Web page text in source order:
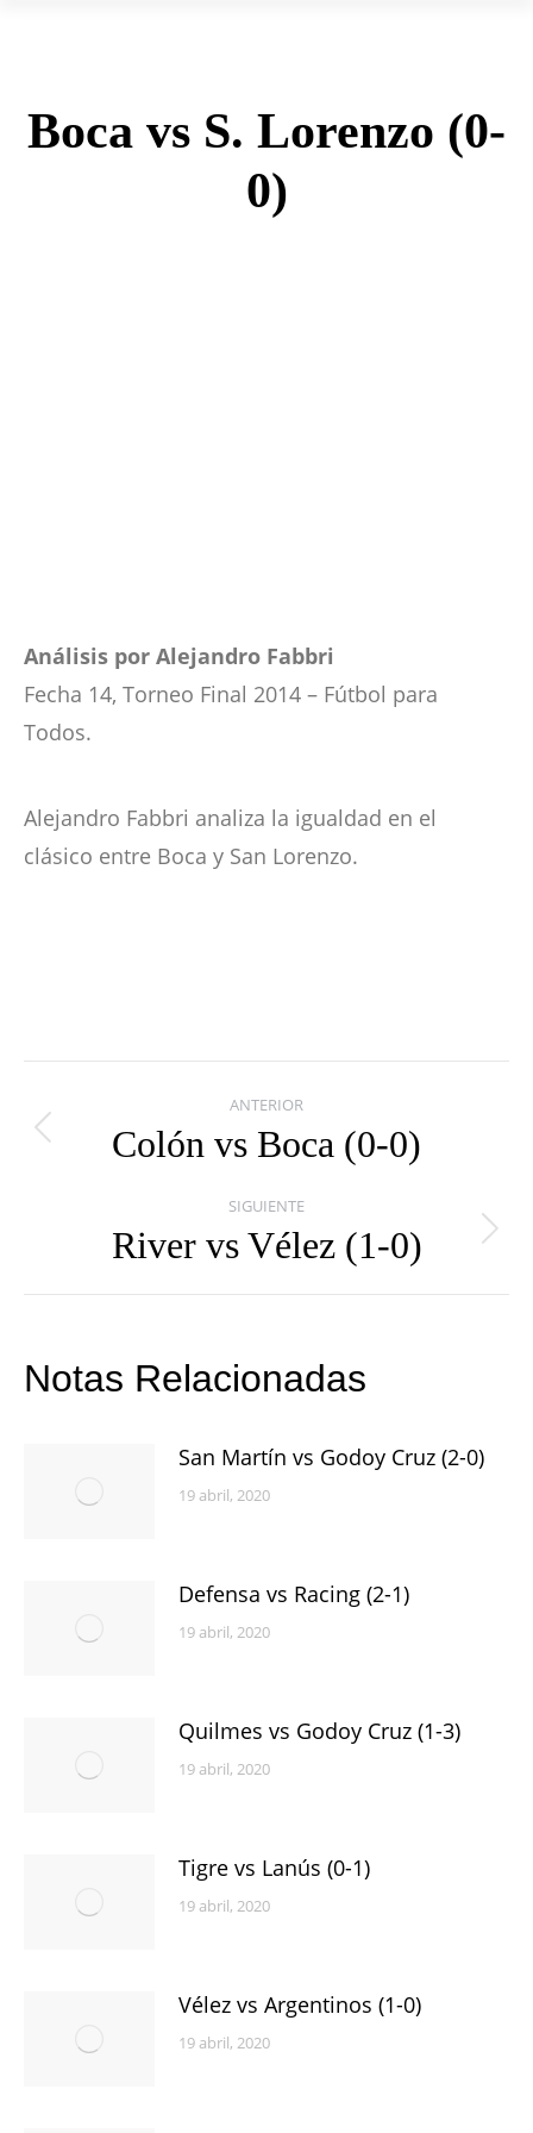
Boca vs S. Lorenzo (0-
0)
Análisis por Alejandro Fabbri
Fecha 14, Torneo Final 2014 – Fútbol para
Todos.
Alejandro Fabbri analiza la igualdad en el
clásico entre Boca y San Lorenzo.
Navegación
entre
publicaciones
ANTERIOR
Publicación
Colón vs Boca (0-0)
SIGUIENTE
Publicación
River vs Vélez (1-0)
Notas Relacionadas
San Martín vs Godoy Cruz (2-0)
19 abril, 2020
Defensa vs Racing (2-1)
19 abril, 2020
Quilmes vs Godoy Cruz (1-3)
19 abril, 2020
Tigre vs Lanús (0-1)
19 abril, 2020
Vélez vs Argentinos (1-0)
19 abril, 2020